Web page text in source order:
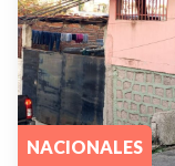
NACIONALES